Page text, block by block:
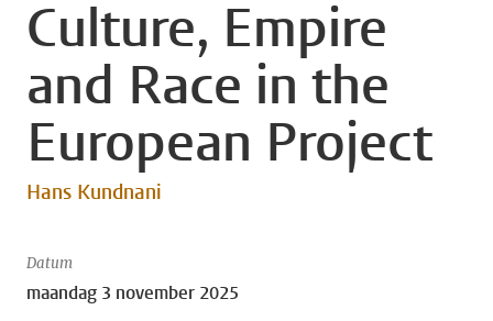
Culture, Empire
and Race in the
European Project
Hans Kundnani
Datum
maandag 3 november 2025